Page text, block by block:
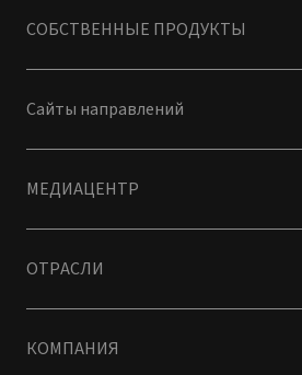
СОБСТВЕННЫЕ ПРОДУКТЫ
Сайты направлений
МЕДИАЦЕНТР
ОТРАСЛИ
КОМПАНИЯ